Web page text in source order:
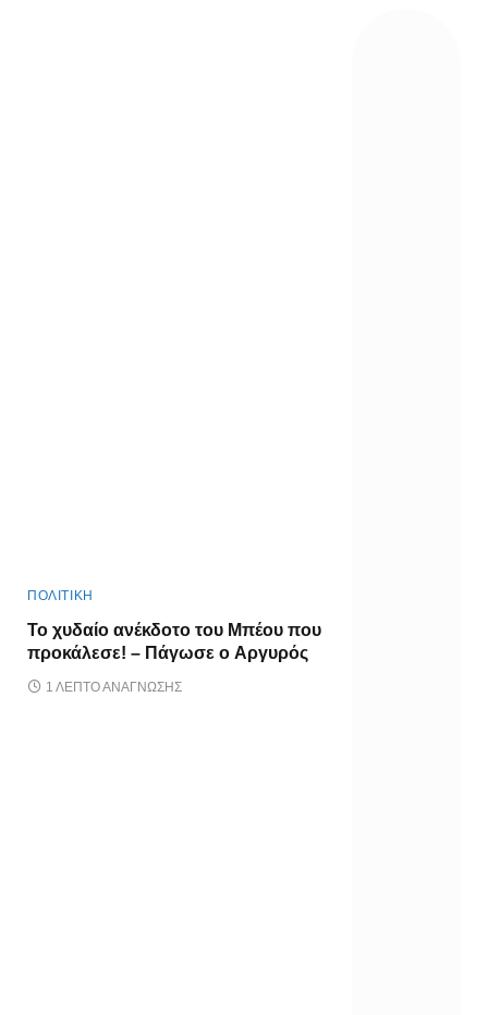
ΠΟΛΙΤΙΚΗ
Το χυδαίο ανέκδοτο του Μπέου που
προκάλεσε! – Πάγωσε ο Αργυρός
1 ΛΕΠΤΌ ΑΝΆΓΝΩΣΗΣ